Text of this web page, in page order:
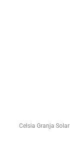
Celsia Granja Solar